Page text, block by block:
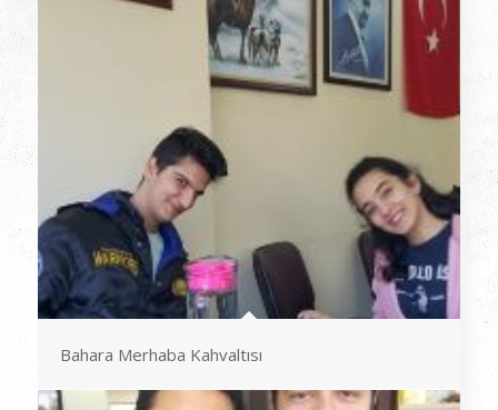
Bahara Merhaba Kahvaltısı